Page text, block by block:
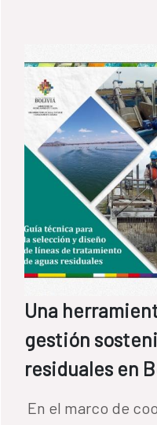
Una
gestión
residuales en